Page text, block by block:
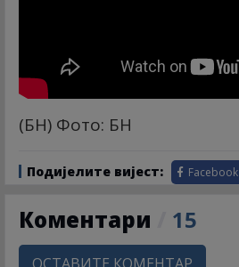
(БН) Фото: БН
Подијелите вијест: Facebook
Коментари 15